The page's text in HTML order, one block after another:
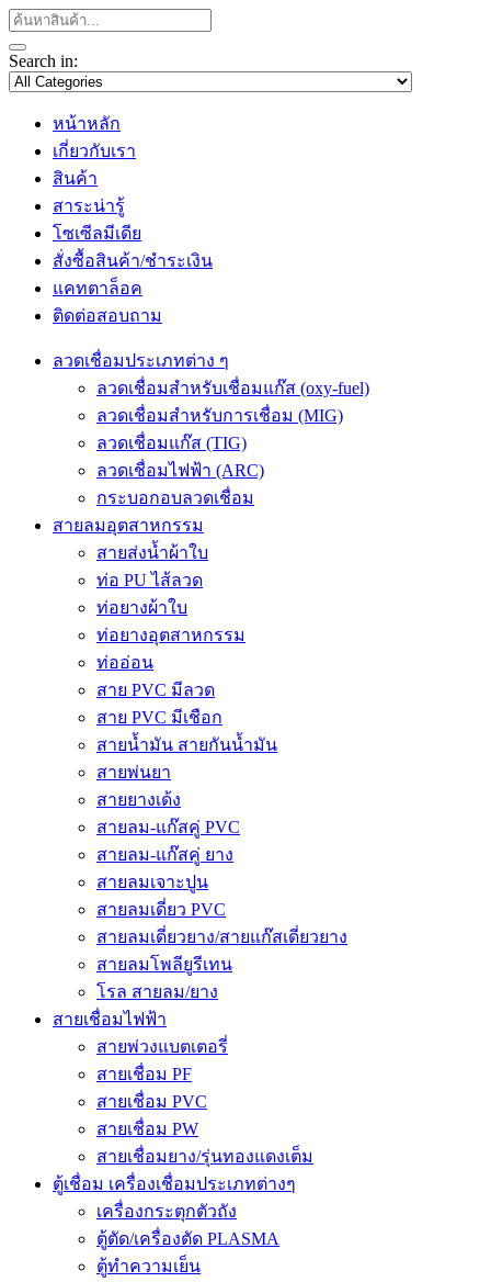
Search in:
หน้าหลัก
เกี่ยวกับเรา
สินค้า
สาระน่ารู้
โซเซีลมีเดีย
สั่งซื้อสินค้า/ชำระเงิน
แคทตาล็อค
ติดต่อสอบถาม
ลวดเชื่อมประเภทต่าง ๆ
ลวดเชื่อมสำหรับเชื่อมแก๊ส (oxy-fuel)
ลวดเชื่อมสำหรับการเชื่อม (MIG)
ลวดเชื่อมแก๊ส (TIG)
ลวดเชื่อมไฟฟ้า (ARC)
กระบอกอบลวดเชื่อม
สายลมอุตสาหกรรม
สายส่งน้ำผ้าใบ
ท่อ PU ไส้ลวด
ท่อยางผ้าใบ
ท่อยางอุตสาหกรรม
ท่ออ่อน
สาย PVC มีลวด
สาย PVC มีเชือก
สายน้ำมัน สายกันน้ำมัน
สายพ่นยา
สายยางเด้ง
สายลม-แก๊สคู่ PVC
สายลม-แก๊สคู่ ยาง
สายลมเจาะปูน
สายลมเดี่ยว PVC
สายลมเดี่ยวยาง/สายแก๊สเดี่ยวยาง
สายลมโพลียูรีเทน
โรล สายลม/ยาง
สายเชื่อมไฟฟ้า
สายพ่วงแบตเตอรี่
สายเชื่อม PF
สายเชื่อม PVC
สายเชื่อม PW
สายเชื่อมยาง/รุ่นทองแดงเต็ม
ตู้เชื่อม เครื่องเชื่อมประเภทต่างๆ
เครื่องกระตุกตัวถัง
ตู้ตัด/เครื่องตัด PLASMA
ตู้ทำความเย็น